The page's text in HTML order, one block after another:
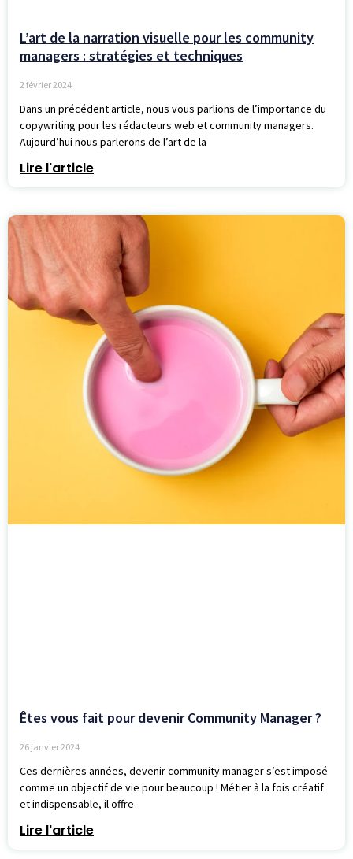
L’art de la narration visuelle pour les community
managers : stratégies et techniques
2 février 2024
Dans un précédent article, nous vous parlions de l’importance du
copywriting pour les rédacteurs web et community managers.
Aujourd’hui nous parlerons de l’art de la
Lire l'article
Êtes vous fait pour devenir Community Manager ?
26 janvier 2024
Ces dernières années, devenir community manager s’est imposé
comme un objectif de vie pour beaucoup ! Métier à la fois créatif
et indispensable, il offre
Lire l'article